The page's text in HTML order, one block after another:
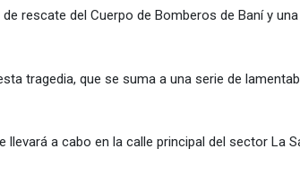
rescate del Cuerpo de Bomberos de Baní y
tragedia, que se suma a una serie de
a cabo en la calle principal del sector La